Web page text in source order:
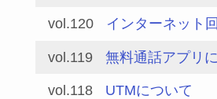
vol.120 インターネット
vol.119 無料通話アプリ
vol.118 UTMについて